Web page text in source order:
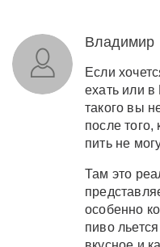
Владимир
Если
ехать или
такого вы
после того,
пить не
Там это
особенно
пиво